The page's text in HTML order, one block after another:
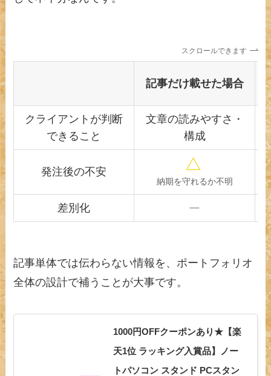
スクロールできます
記事だけ載せた場合
クライアントが判断
できること
文章の読みやすさ・
構成
発注後の不安
納期を守れるか不明
差別化
記事単体では伝わらない情報を、ポートフォリオ
全体の設計で補うことが大事です。
1000円OFFクーポンあり★【楽
天1位 ラッキング入賞品】ノー
トパソコン スタンド PCスタン